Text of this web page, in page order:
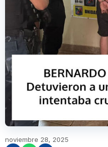
noviembre 28, 2025